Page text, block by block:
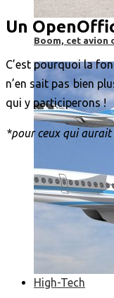
Boom, cet avion
High-Tech
Un
C’est pourquoi la
n’en sait pas bien
qui y participerons !
*pour ceux qui aurait